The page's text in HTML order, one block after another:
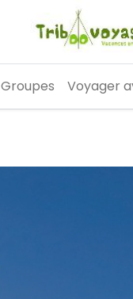
Groupes Voyager